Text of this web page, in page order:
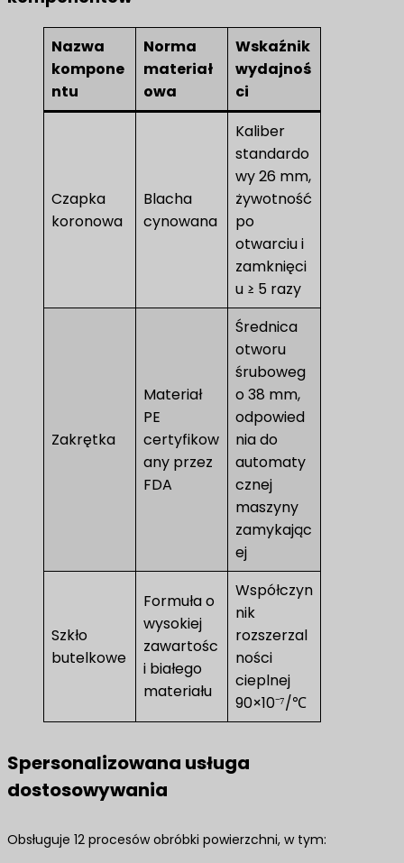
Nazwa
kompone
ntu
Norma
materiał
owa
Wskaźnik
wydajnoś
ci
Czapka
koronowa
Blacha
cynowana
Kaliber
standardo
wy 26 mm,
żywotność
po
otwarciu i
zamknięci
u ≥ 5 razy
Zakrętka
Materiał
PE
certyfikow
any przez
FDA
Średnica
otworu
śruboweg
o 38 mm,
odpowied
nia do
automaty
cznej
maszyny
zamykając
ej
Szkło
butelkowe
Formuła o
wysokiej
zawartośc
i białego
materiału
Współczyn
nik
rozszerzal
ności
cieplnej
90×10⁻⁷/℃
Spersonalizowana usługa
dostosowywania
Obsługuje 12 procesów obróbki powierzchni, w tym: